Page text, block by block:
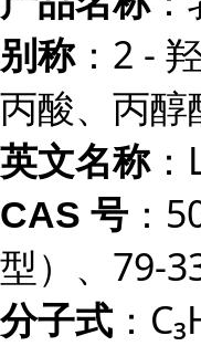
别称：2 -
丙酸、丙醇
英文名称：
CAS 号 ：
型）、79-
分子式 ：